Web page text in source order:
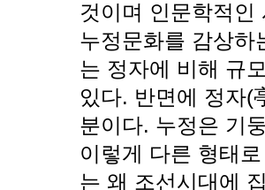
것이며 인문학적인
누정문화를 감상하
는 정자에 비해 규
있다. 반면에 정자(
분이다. 누정은 기
이렇게 다른 형태
는 왜 조선시대에